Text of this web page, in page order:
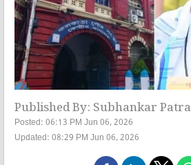
Published By: Subhankar Patra
Posted: 06:13 PM Jun 06, 2026
Updated: 08:29 PM Jun 06, 2026